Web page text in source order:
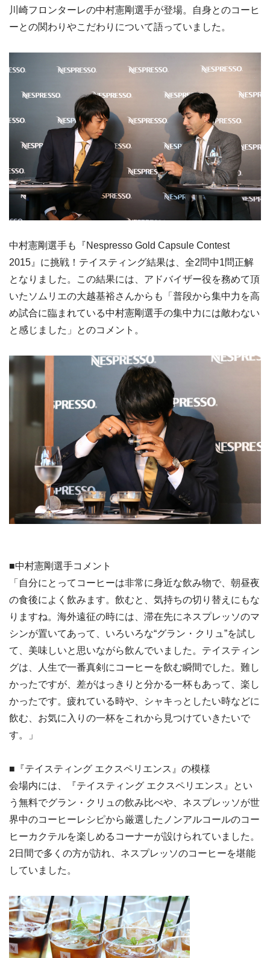
川崎フロンターレの中村憲剛選手が登場。自身とのコーヒ
ーとの関わりやこだわりについて語っていました。
中村憲剛選手も『Nespresso Gold Capsule Contest
2015』に挑戦！テイスティング結果は、全2問中1問正解
となりました。この結果には、アドバイザー役を務めて頂
いたソムリエの大越基裕さんからも「普段から集中力を高
め試合に臨まれている中村憲剛選手の集中力には敵わない
と感じました」とのコメント。
■中村憲剛選手コメント
「自分にとってコーヒーは非常に身近な飲み物で、朝昼夜
の食後によく飲みます。飲むと、気持ちの切り替えにもな
りますね。海外遠征の時には、滞在先にネスプレッソのマ
シンが置いてあって、いろいろな“グラン・クリュ”を試し
て、美味しいと思いながら飲んでいました。テイスティン
グは、人生で一番真剣にコーヒーを飲む瞬間でした。難し
かったですが、差がはっきりと分かる一杯もあって、楽し
かったです。疲れている時や、シャキっとしたい時などに
飲む、お気に入りの一杯をこれから見つけていきたいで
す。」
■『テイスティング エクスペリエンス』の模様
会場内には、『テイスティング エクスペリエンス』とい
う無料でグラン・クリュの飲み比べや、ネスプレッソが世
界中のコーヒーレシピから厳選したノンアルコールのコー
ヒーカクテルを楽しめるコーナーが設けられていました。
2日間で多くの方が訪れ、ネスプレッソのコーヒーを堪能
していました。